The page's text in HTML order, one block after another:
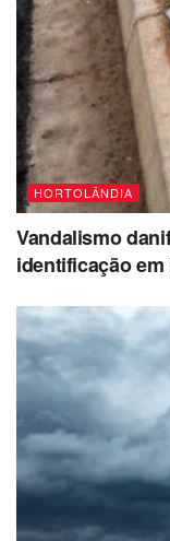
HORTOLÂNDIA
Vandalismo
identificação